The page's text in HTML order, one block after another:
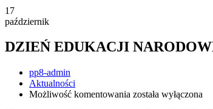
8”
17
październik
DZIEŃ EDUKACJI
Author
pp8-admin
Aktualności
Możliwość komentowania DZIEŃ
została wyłączona